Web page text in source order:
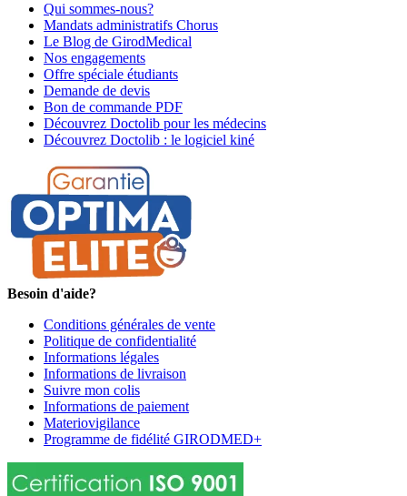
Qui sommes-nous?
Mandats administratifs Chorus
Le Blog de GirodMedical
Nos engagements
Offre spéciale étudiants
Demande de devis
Bon de commande PDF
Découvrez Doctolib pour les médecins
Découvrez Doctolib : le logiciel kiné
Besoin d'aide?
Conditions générales de vente
Politique de confidentialité
Informations légales
Informations de livraison
Suivre mon colis
Informations de paiement
Materiovigilance
Programme de fidélité GIRODMED+